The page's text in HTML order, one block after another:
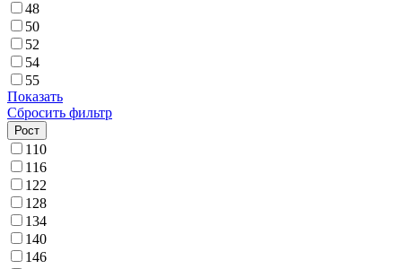
48
50
52
54
55
Показать
Сбросить фильтр
Рост
110
116
122
128
134
140
146